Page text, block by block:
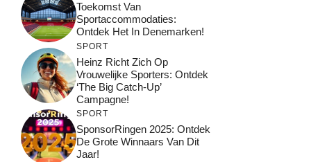
Toekomst Van
Sportaccommodaties:
Ontdek Het In Denemarken!
SPORT
Heinz Richt Zich Op
Vrouwelijke Sporters: Ontdek
‘The Big Catch-Up’
Campagne!
SPORT
SponsorRingen 2025: Ontdek
De Grote Winnaars Van Dit
Jaar!